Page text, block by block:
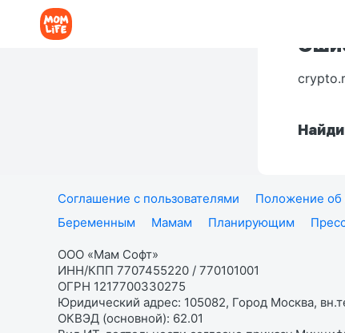
Соглашение с пользователями Положение об
Беременным
Мамам Планирующим
ООО «Мам Софт»
ИНН/КПП 7707455220 / 770101001
ОГРН 1217700330275
Юридический адрес: 105082, Город Москва,
ОКВЭД (основной): 62.01